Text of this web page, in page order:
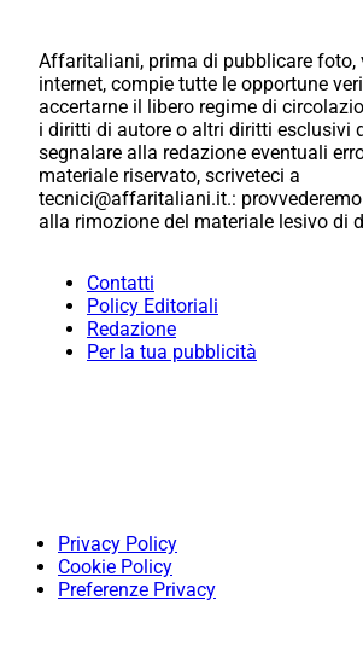
Affaritaliani, prima di pubblicare foto,
internet, compie tutte le opportune
accertarne il libero regime di
i diritti di autore o altri diritti esclusivi
segnalare alla redazione eventuali
materiale riservato, scriveteci a
tecnici@affaritaliani.it.:
alla rimozione del materiale lesivo di
Contatti
Policy Editoriali
Redazione
Per la tua pubblicità
Privacy Policy
Cookie Policy
Preferenze Privacy